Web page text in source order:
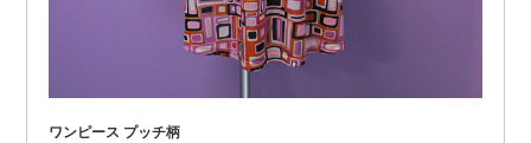
ワンピース プッチ柄